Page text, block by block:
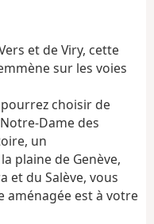
v
et de Viry, cette
sur les voies
choisir de
Dame des
un
plaine de Genève,
et du Salève, vous
aménagée est à votre